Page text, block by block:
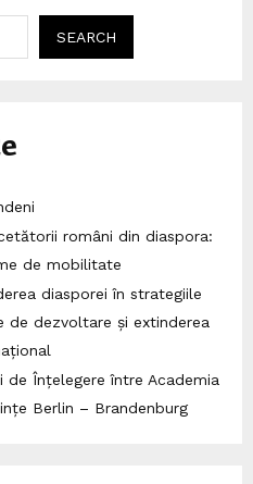
SEARCH
români din diaspora:
de mobilitate
diasporei în strategiile
de dezvoltare și extinderea
de Înțelegere între Academia
Berlin – Brandenburg